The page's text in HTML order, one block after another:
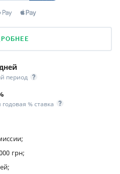
период
% ставка
грн;